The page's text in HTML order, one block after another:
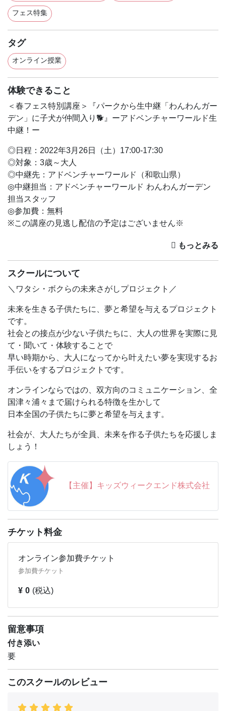
フェス特集
タグ
オンライン授業
体験できること
＜春フェス特別講座＞『パークから生中継「わんわんガー
デン」に子犬が仲間入り🐕』ーアドベンチャーワールド生
中継！ー
◎日程：2022年3月26日（土）17:00-17:30
◎対象：3歳～大人
◎中継先：アドベンチャーワールド（和歌山県）
◎中継担当：アドベンチャーワールド わんわんガーデン
担当スタッフ
◎参加費：無料
※この講座の見逃し配信の予定はございません※
業。
春フェスには、みなさんにとっても、きっと身近な存在
「子犬」が登場しますよ！
アドベンチャーワールドには、犬たちと触れ合える「わん
わんガーデン」という場所があります。
そこにカワイイ子犬が２頭仲間入りしました！
今回の主人公であるこの2頭の子犬は、これまでずっと暮
らしてきた犬たちやスタッフたちと関係性を築いたり、ゲ
す。授業では、現在の2頭の様子を生中継でご覧いただく
のと共に、犬がどのように成長するのか、ご紹介したいと
思います。
そして今、2頭は、アトラクションへのデビューを目標
に、スタッフたちと一緒にトレーニングを積んでいるとこ
ろです。デビューに向けて、子犬たちが「新しいチャレン
ジ」をしている様子についても、お伝えします！
【中継先：アドベンチャーワールド】
和歌山県西牟婁郡白浜町にある、陸、海、空の１４０種
１，４００頭の動物が暮らす「こころにスマイル 未来創
造パーク」をテーマに掲げたテーマパーク。パーク内に
は、ジャイアントパンダが暮らすエリア、広大な敷地での
びのびと動物たちが暮らすサファリワールド、イルカやア
シカのライブが行われるマリンワールドなど、動物園、水
日間、パークでは「SPRING FES２０２２」を開催いた
します。「＃どうぶつたちと春休み」というテーマで、春
だからこそ、いのちが動き出す喜びを、さまざまなイベン
トを通して、体験し、学び、楽しみましょう！
■公式HP ：https://www.aws-s.com/
■SpringFes 2022 特設サイト：
スクールについて
＼ワタシ・ボクらの未来さがしプロジェクト／
未来を生きる子供たちに、夢と希望を与えるプロジェクト
です。
社会との接点が少ない子供たちに、大人の世界を実際に見
て・聞いて・体験することで
早い時期から、大人になってから叶えたい夢を実現するお
手伝いをするプロジェクトです。
オンラインならではの、双方向のコミュニケーション、全
国津々浦々まで届けられる特徴を生かして
日本全国の子供たちに夢と希望を与えます。
社会が、大人たちが全員、未来を作る子供たちを応援しま
しょう！
【主催】キッズウィークエンド株式会社
チケット料金
オンライン参加費チケット
参加費チケット
¥ 0 (税込)
留意事項
付き添い
要
このスクールのレビュー